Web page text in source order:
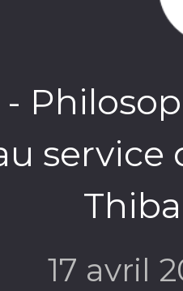
-
service
17 avril